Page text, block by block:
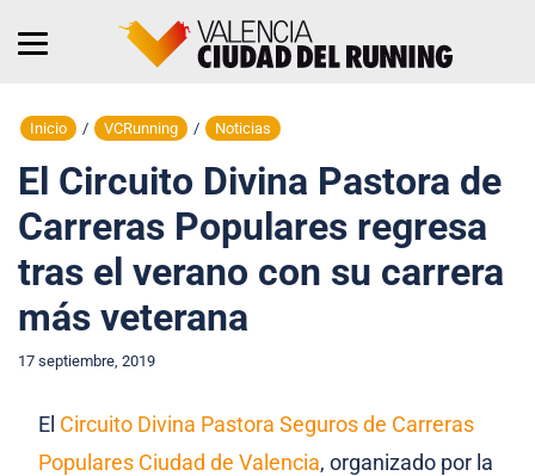
Inicio / VCRunning / Noticias
El Circuito Divina Pastora de
Carreras Populares regresa
tras el verano con su carrera
más veterana
17 septiembre, 2019
El Circuito Divina Pastora Seguros de Carreras
Populares Ciudad de Valencia, organizado por la